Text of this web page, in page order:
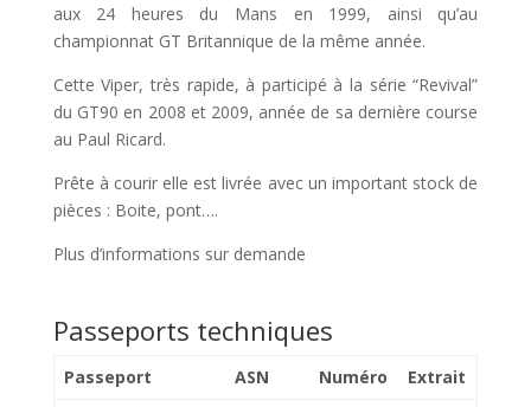
aux 24 heures du Mans en 1999, ainsi qu’au
championnat GT Britannique de la même année.
Cette Viper, très rapide, à participé à la série “Revival”
du GT90 en 2008 et 2009, année de sa dernière course
au Paul Ricard.
Prête à courir elle est livrée avec un important stock de
pièces : Boite, pont….
Plus d’informations sur demande
Passeports techniques
Passeport ASN Numéro
Extrait